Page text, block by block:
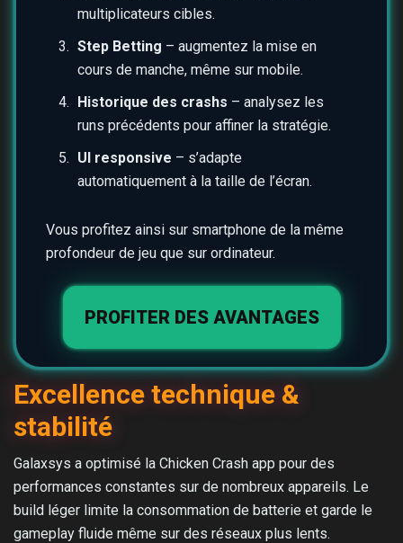
multiplicateurs cibles.
Step Betting – augmentez la mise en
cours de manche, même sur mobile.
Historique des crashs – analysez les
runs précédents pour affiner la stratégie.
UI responsive – s’adapte
automatiquement à la taille de l’écran.
Vous profitez ainsi sur smartphone de la même
profondeur de jeu que sur ordinateur.
PROFITER DES AVANTAGES
Excellence technique &
stabilité
Galaxsys a optimisé la Chicken Crash app pour des
performances constantes sur de nombreux appareils. Le
build léger limite la consommation de batterie et garde le
gameplay fluide même sur des réseaux plus lents.